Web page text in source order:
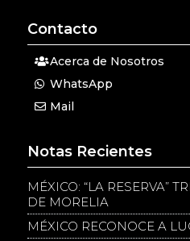
Contacto
Acerca de Nosotros
WhatsApp
Mail
Notas Recientes
MÉXICO: “LA RESERVA”
DE MORELIA
MÉXICO RECONOCE A